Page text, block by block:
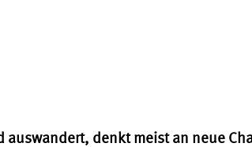
auswandert, denkt meist an neue